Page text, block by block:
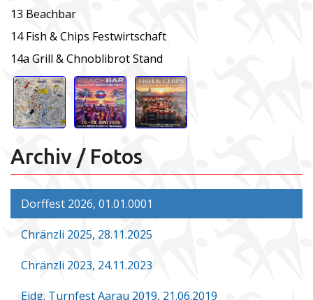
13 Beachbar
14 Fish & Chips Festwirtschaft
14a Grill & Chnoblibrot Stand
Archiv / Fotos
Dorffest 2026, 01.01.0001
Chränzli 2025, 28.11.2025
Chränzli 2023, 24.11.2023
Eidg. Turnfest Aarau 2019, 21.06.2019